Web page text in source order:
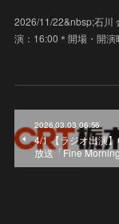
2026/11/22&nbsp;石
演：16:00＊開場・開
2026.03.03 06:56
4/1 【ラジオ出演
放送「Fine